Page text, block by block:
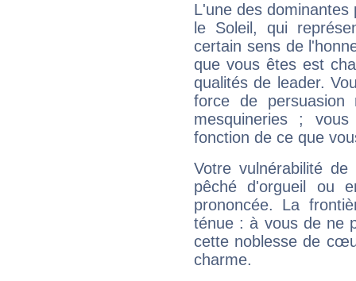
L'une des
le Soleil, qui
certain sens de
que vous êtes est
qualités de leader.
force de
mesquineries ;
fonction de ce que
Votre vulnérabilité
pêché d'orgueil ou
prononcée. La
ténue : à vous de ne
cette noblesse de
charme.